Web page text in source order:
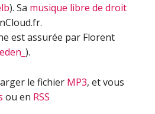
). Sa musique libre de droit
est assurée par Florent
).
le fichier MP3, et vous
ou en RSS